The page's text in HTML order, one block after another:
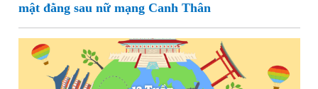
mật đằng sau nữ mạng Canh Thân